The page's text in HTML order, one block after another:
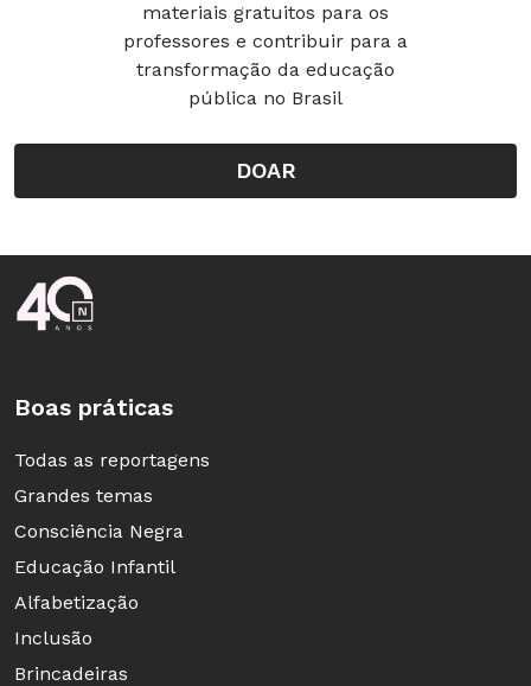
materiais gratuitos para os
professores e contribuir para a
transformação da educação
pública no Brasil
DOAR
Rodapé da Nova Escola
Boas práticas
Todas as reportagens
Grandes temas
Consciência Negra
Educação Infantil
Alfabetização
Inclusão
Brincadeiras